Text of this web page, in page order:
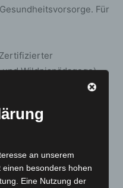
Für
Wildnispädagoge)
unterwegs
und Tiere
und Interessantes
erfahren. Nach dem
an unserem
besonders hohen
Eine Nutzung der